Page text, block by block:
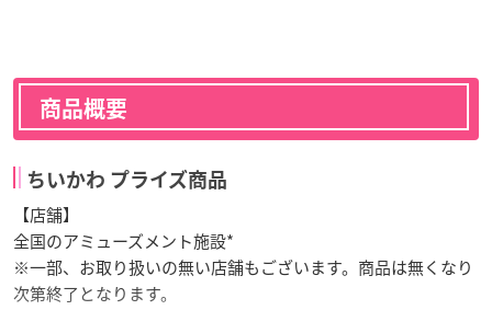
商品概要
ちいかわ プライズ商品
【店舗】
全国のアミューズメント施設*
※一部、お取り扱いの無い店舗もございます。商品は無くなり
次第終了となります。